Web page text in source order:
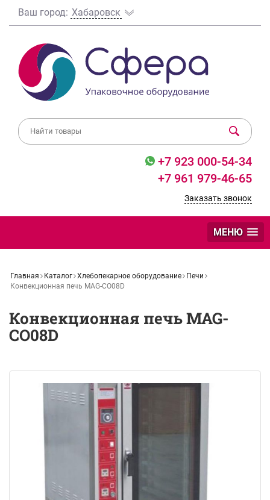
Ваш город: Хабаровск
+7 923 000-54-34
+7 961 979-46-65
Заказать звонок
МЕНЮ
Главная Каталог Хлебопекарное оборудование
Печи
Конвекционная печь MAG-CO08D
Конвекционная печь MAG-
CO08D